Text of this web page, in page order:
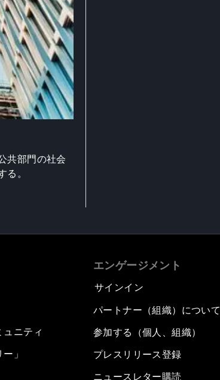
共部門の社会
。
ュニティ
」
エンゲージメント
サインイン
パートナー（組織）について
参加する（個人、組織）
プレスリリース登録
ニュースレター購読